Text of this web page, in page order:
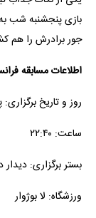
جور برادرش را هم
اطلاعات مسابقه
روز و تاریخ برگزاری: پنجشنبه ۴ ژوئن
ساعت: ۲۲:۴۰
بستر برگزاری: دیدار
ورزشگاه: لا بوژوار